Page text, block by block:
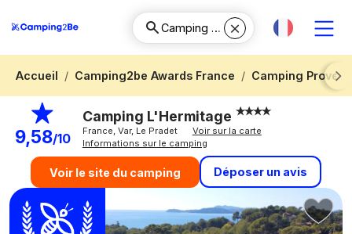
Accueil Camping2be Awards France
Camping
Next
9,58/10
Camping L'Hermitage
France, Var, Le Pradet
Voir sur la carte
Informations sur le camping
Voir le site du camping Déposer un avis